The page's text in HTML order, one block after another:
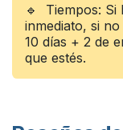
🔹 Tiempos: Si
inmediato, si
10 días + 2 de
que estés.